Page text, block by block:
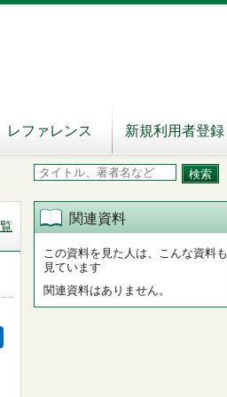
レファレンス 新規利用者登録
関連資料
この資料を見た人は、こんな資料も
見ています
関連資料はありません。